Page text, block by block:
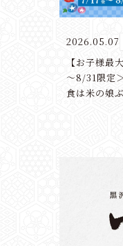
2026.05.07
【お子様
～8/31限定
食は米の娘